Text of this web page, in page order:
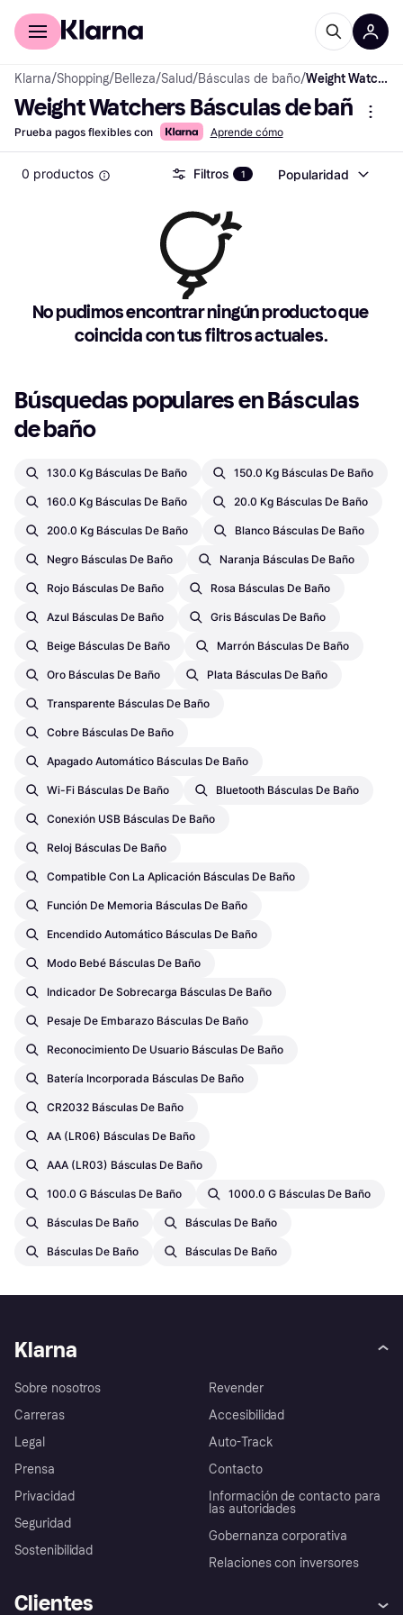
Comprar con Klarna
Klarna/Shopping/Belleza/Salud/Básculas de baño/ Weight Watchers Básculas de baño
Weight Watchers Básculas de baño
Prueba pagos flexibles con Aprende cómo
0 productos Filtros 1 Popularidad
No pudimos encontrar ningún producto que
coincida con tus filtros actuales.
Búsquedas populares en Básculas
de baño
130.0 Kg Básculas De Baño 150.0 Kg Básculas De Baño
160.0 Kg Básculas De Baño 20.0 Kg Básculas De Baño
200.0 Kg Básculas De Baño Blanco Básculas De Baño
Negro Básculas De Baño Naranja Básculas De Baño
Rojo Básculas De Baño Rosa Básculas De Baño
Azul Básculas De Baño Gris Básculas De Baño
Beige Básculas De Baño Marrón Básculas De Baño
Oro Básculas De Baño Plata Básculas De Baño
Transparente Básculas De Baño
Cobre Básculas De Baño
Apagado Automático Básculas De Baño
Wi-Fi Básculas De Baño Bluetooth Básculas De Baño
Conexión USB Básculas De Baño
Reloj Básculas De Baño
Compatible Con La Aplicación Básculas De Baño
Función De Memoria Básculas De Baño
Encendido Automático Básculas De Baño
Modo Bebé Básculas De Baño
Indicador De Sobrecarga Básculas De Baño
Pesaje De Embarazo Básculas De Baño
Reconocimiento De Usuario Básculas De Baño
Batería Incorporada Básculas De Baño
CR2032 Básculas De Baño
AA (LR06) Básculas De Baño
AAA (LR03) Básculas De Baño
100.0 G Básculas De Baño 1000.0 G Básculas De Baño
Básculas De Baño Básculas De Baño
Básculas De Baño Básculas De Baño
Klarna
Sobre nosotros
Carreras
Legal
Prensa
Privacidad
Seguridad
Sostenibilidad
Revender
Accesibilidad
Auto-Track
Contacto
Información de contacto para
las autoridades
Gobernanza corporativa
Relaciones con inversores
Clientes